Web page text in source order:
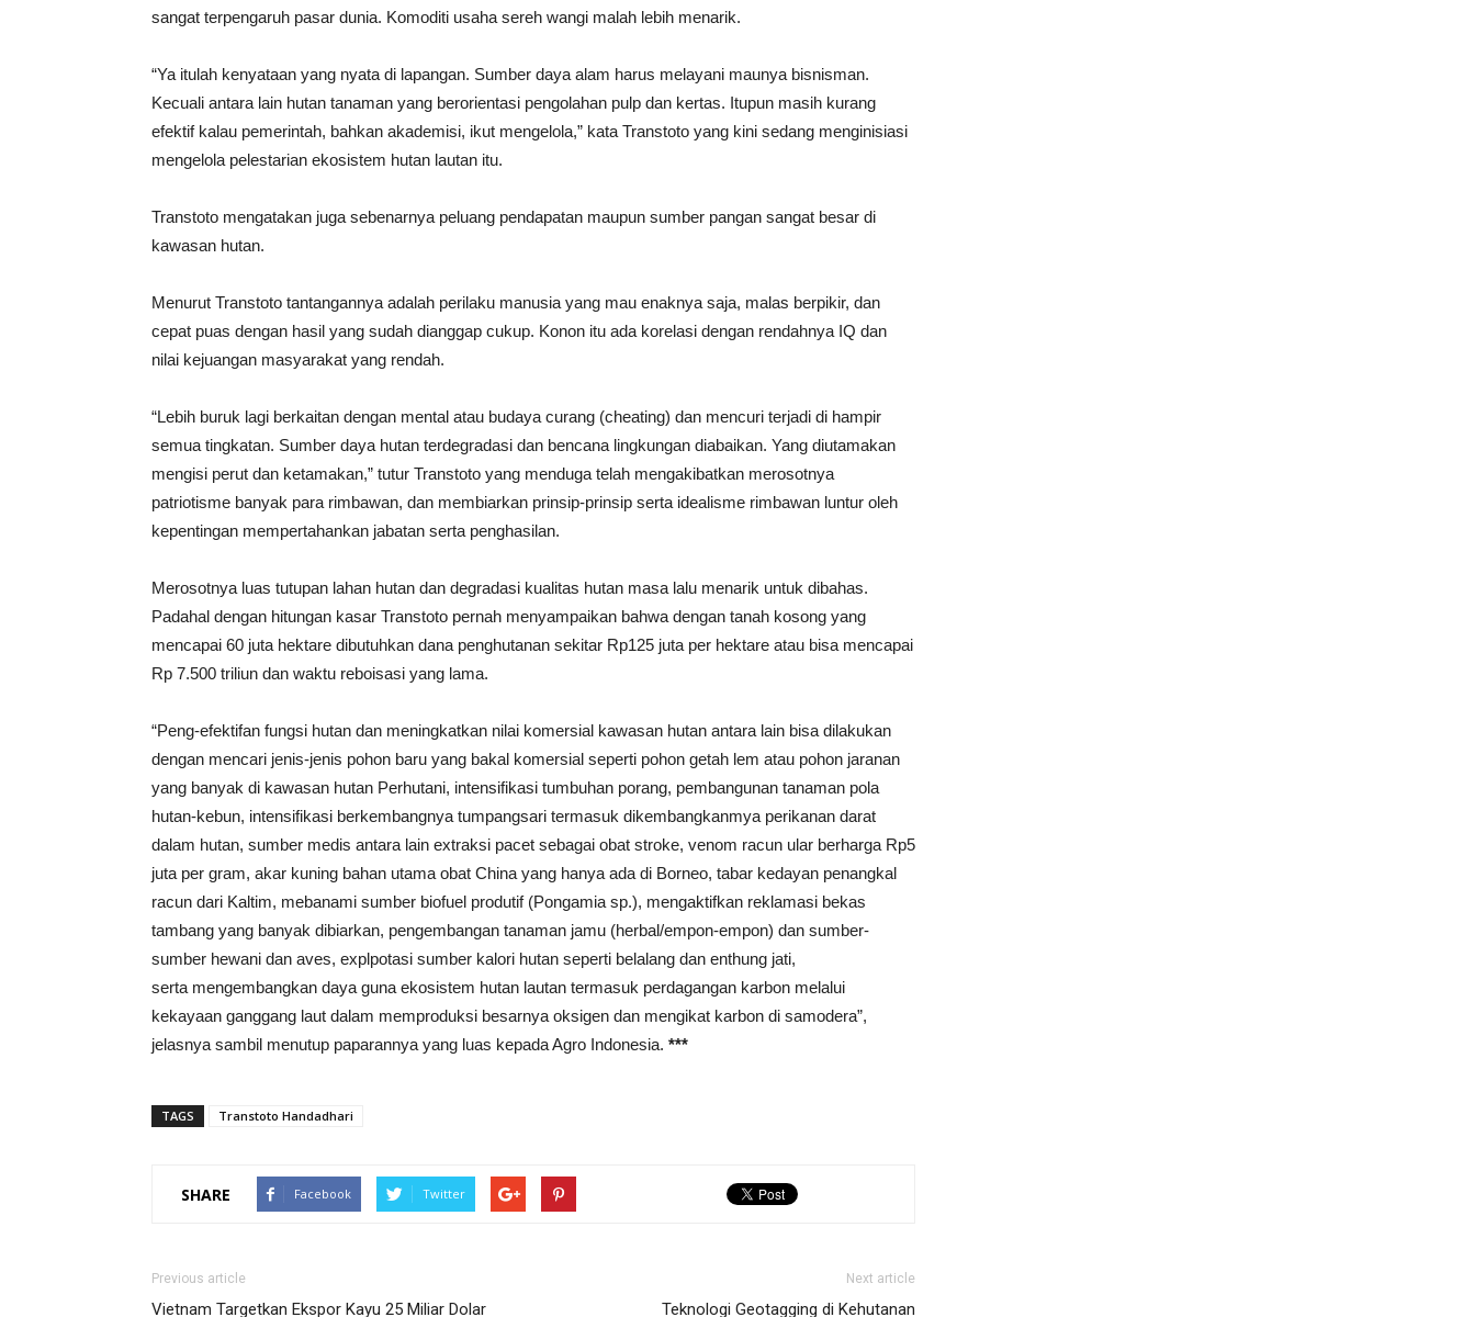
sangat terpengaruh pasar dunia. Komoditi usaha sereh wangi malah lebih menarik.
“Ya itulah kenyataan yang nyata di lapangan. Sumber daya alam harus melayani maunya bisnisman.
Kecuali antara lain hutan tanaman yang berorientasi pengolahan pulp dan kertas. Itupun masih kurang
efektif kalau pemerintah, bahkan akademisi, ikut mengelola,” kata Transtoto yang kini sedang menginisiasi
mengelola pelestarian ekosistem hutan lautan itu.
Transtoto mengatakan juga sebenarnya peluang pendapatan maupun sumber pangan sangat besar di
kawasan hutan.
Menurut Transtoto tantangannya adalah perilaku manusia yang mau enaknya saja, malas berpikir, dan
cepat puas dengan hasil yang sudah dianggap cukup. Konon itu ada korelasi dengan rendahnya IQ dan
nilai kejuangan masyarakat yang rendah.
“Lebih buruk lagi berkaitan dengan mental atau budaya curang (cheating) dan mencuri terjadi di hampir
semua tingkatan. Sumber daya hutan terdegradasi dan bencana lingkungan diabaikan. Yang diutamakan
mengisi perut dan ketamakan,” tutur Transtoto yang menduga telah mengakibatkan merosotnya
patriotisme banyak para rimbawan, dan membiarkan prinsip-prinsip serta idealisme rimbawan luntur oleh
kepentingan mempertahankan jabatan serta penghasilan.
Merosotnya luas tutupan lahan hutan dan degradasi kualitas hutan masa lalu menarik untuk dibahas.
Padahal dengan hitungan kasar Transtoto pernah menyampaikan bahwa dengan tanah kosong yang
mencapai 60 juta hektare dibutuhkan dana penghutanan sekitar Rp125 juta per hektare atau bisa mencapai
Rp 7.500 triliun dan waktu reboisasi yang lama.
“Peng-efektifan fungsi hutan dan meningkatkan nilai komersial kawasan hutan antara lain bisa dilakukan
dengan mencari jenis-jenis pohon baru yang bakal komersial seperti pohon getah lem atau pohon jaranan
yang banyak di kawasan hutan Perhutani, intensifikasi tumbuhan porang, pembangunan tanaman pola
hutan-kebun, intensifikasi berkembangnya tumpangsari termasuk dikembangkanmya perikanan darat
dalam hutan, sumber medis antara lain extraksi pacet sebagai obat stroke, venom racun ular berharga Rp5
juta per gram, akar kuning bahan utama obat China yang hanya ada di Borneo, tabar kedayan penangkal
racun dari Kaltim, mebanami sumber biofuel produtif (Pongamia sp.), mengaktifkan reklamasi bekas
tambang yang banyak dibiarkan, pengembangan tanaman jamu (herbal/empon-empon) dan sumber-
sumber hewani dan aves, explpotasi sumber kalori hutan seperti belalang dan enthung jati,
serta mengembangkan daya guna ekosistem hutan lautan termasuk perdagangan karbon melalui
kekayaan ganggang laut dalam memproduksi besarnya oksigen dan mengikat karbon di samodera”,
jelasnya sambil menutup paparannya yang luas kepada Agro Indonesia. ***
TAGS Transtoto Handadhari
SHARE Facebook Twitter
Previous article
Vietnam Targetkan Ekspor Kayu 25 Miliar Dolar
Next article
Teknologi Geotagging di Kehutanan